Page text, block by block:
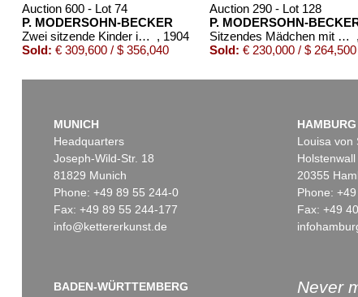
Auction 600 - Lot 74
P. MODERSOHN-BECKER
Zwei sitzende Kinder im Wald
, 1904
Sold: € 309,600 / $ 356,040
Auction 290 - Lot 128
P. MODERSOHN-
Sitzendes Mädchen mit Schafen am Weiher I
Sold: € 230,000 / $ 264,500
Auction 600 - Lot 72
Auction 547 - Lot 407
MUNICH
Headquarters
Joseph-Wild-Str. 18
81829 Munich
Phone: +49 89 55 244-0
Fax: +49 89 55 244-177
info@kettererkunst.de
HAMBURG
Louisa von
Holstenwall
20355
Phone:
Fax: +49
BADEN-WÜRTTEMBERG
Never